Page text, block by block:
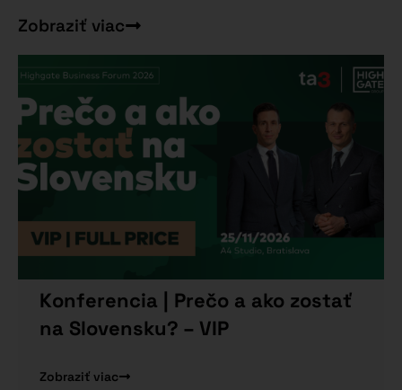
Zobraziť viac
Konferencia | Prečo a ako zostať
na Slovensku? – VIP
Zobraziť viac